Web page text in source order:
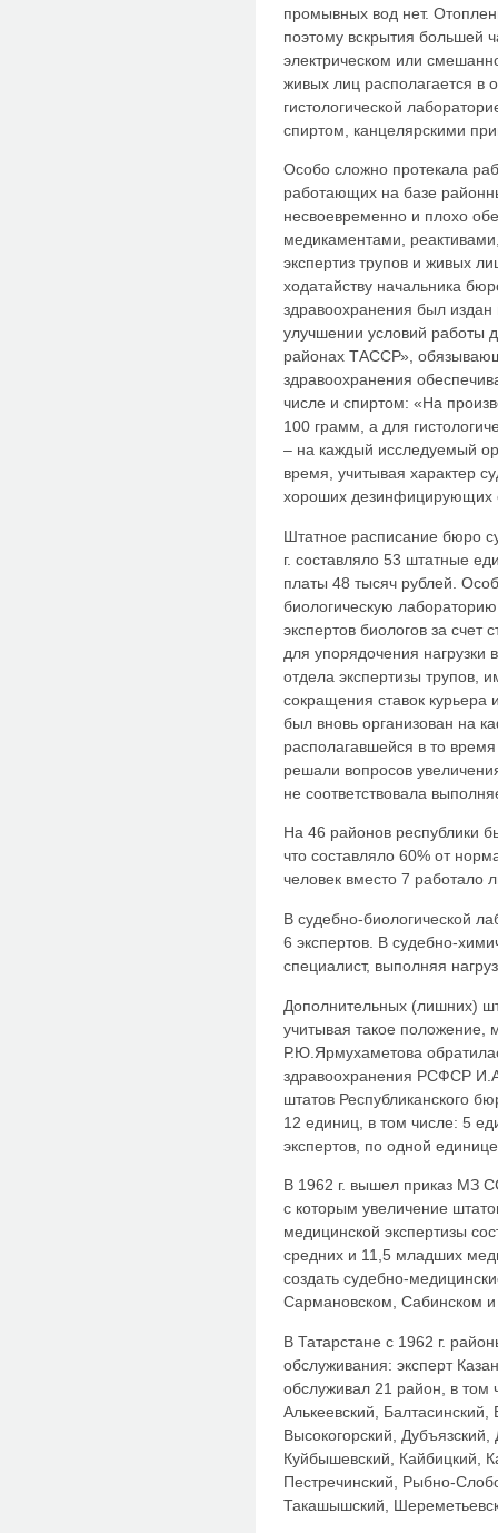
промывных вод нет.
поэтому вскрытия большей
электрическом или
живых лиц располагается в
гистологической
спиртом, канцелярскими
Особо сложно протекала
работающих на базе
несвоевременно и плохо
медикаментами,
экспертиз трупов и живых
ходатайству начальника
здравоохранения был
улучшении условий работы
районах ТАССР»,
здравоохранения
числе и спиртом: «На
100 грамм, а для
– на каждый исследуемый
время, учитывая характер
хороших дезинфицирующих
Штатное расписание бюро
г. составляло 53 штатные
платы 48 тысяч рублей.
биологическую
экспертов биологов за счет
для упорядочения нагрузки
отдела экспертизы трупов,
сокращения ставок
был вновь организован на
располагавшейся в то
решали вопросов
не соответствовала
На 46 районов республики
что составляло 60% от
человек вместо 7 работало
В судебно-биологической
6 экспертов. В судебно-
специалист, выполняя
Дополнительных (лишних)
учитывая такое положение,
Р.Ю.Ярмухаметова
здравоохранения РСФСР
штатов Республиканского
12 единиц, в том числе: 5
экспертов, по одной
В 1962 г. вышел приказ МЗ
с которым увеличение
медицинской экспертизы
средних и 11,5 младших
создать судебно-
Сармановском, Сабинском
В Татарстане с 1962 г.
обслуживания: эксперт
обслуживал 21 район, в том
Алькеевский,
Высокогорский,
Куйбышевский, Кайбицкий,
Пестречинский, Рыбно-
Такашышский,